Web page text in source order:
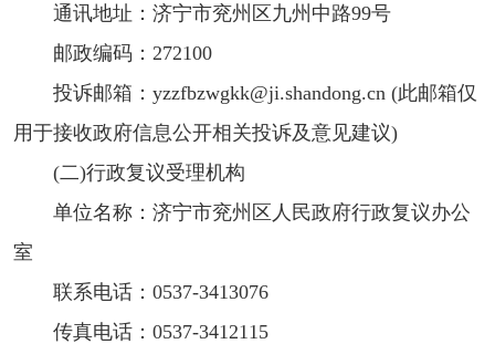
通讯地址：济宁市兖州区九州中路99号
邮政编码：272100
投诉邮箱：yzzfbzwgkk@ji.shandong.cn (此邮箱仅
用于接收政府信息公开相关投诉及意见建议)
(二)行政复议受理机构
单位名称：济宁市兖州区人民政府行政复议办公
室
联系电话：0537-3413076
传真电话：0537-3412115